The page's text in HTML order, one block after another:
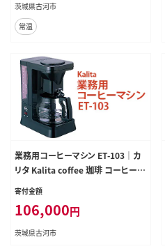
茨城県古河市
常温
業務用コーヒーマシン ET-103｜カ
リタ Kalita coffee 珈琲 コーヒー
業務用 コーヒーマシン 家電 職場 大
人数 ギフト 贈答 贈り物 お祝い プレ
ゼント 記念品 景品 茨城県 古河市 _
EW07
寄付金額
106,000円
茨城県古河市